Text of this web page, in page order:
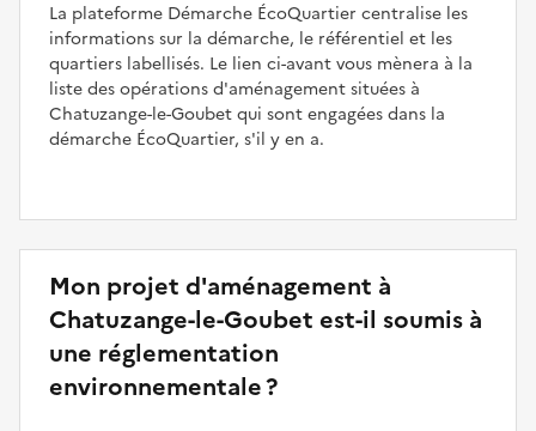
La plateforme Démarche ÉcoQuartier centralise les
informations sur la démarche, le référentiel et les
quartiers labellisés. Le lien ci-avant vous mènera à la
liste des opérations d'aménagement situées à
Chatuzange-le-Goubet qui sont engagées dans la
démarche ÉcoQuartier, s'il y en a.
Mon projet d'aménagement à
Chatuzange-le-Goubet est-il soumis à
une réglementation
environnementale ?